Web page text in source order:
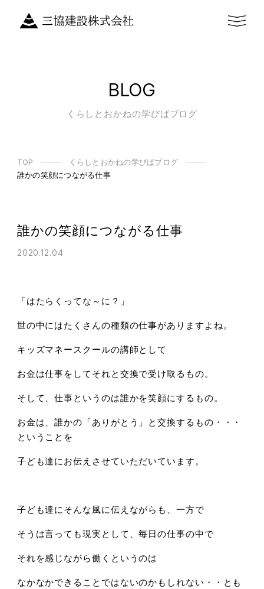
BLOG
くらしとおかねの学びばブログ
TOP
くらしとおかねの学びばブログ
誰かの笑顔につながる仕事
誰かの笑顔につながる仕事
2020.12.04
「はたらくってな～に？」
世の中にはたくさんの種類の仕事がありますよね。
キッズマネースクールの講師として
お金は仕事をしてそれと交換で受け取るもの。
そして、仕事というのは誰かを笑顔にするもの。
お金は、誰かの「ありがとう」と交換するもの・・・
ということを
子ども達にお伝えさせていただいています。
子ども達にそんな風に伝えながらも、一方で
そうは言っても現実として、毎日の仕事の中で
それを感じながら働くというのは
なかなかできることではないのかもしれない・・とも